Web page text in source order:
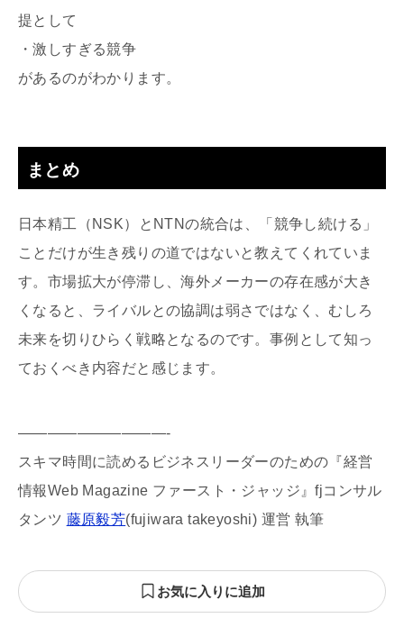
提として
・激しすぎる競争
があるのがわかります。
まとめ
日本精工（NSK）とNTNの統合は、「競争し続ける」
ことだけが生き残りの道ではないと教えてくれていま
す。市場拡大が停滞し、海外メーカーの存在感が大き
くなると、ライバルとの協調は弱さではなく、むしろ
未来を切りひらく戦略となるのです。事例として知っ
ておくべき内容だと感じます。
——————————-
スキマ時間に読めるビジネスリーダーのための『経営
情報Web Magazine ファースト・ジャッジ』fjコンサル
タンツ 藤原毅芳(fujiwara takeyoshi) 運営 執筆
お気に入りに追加